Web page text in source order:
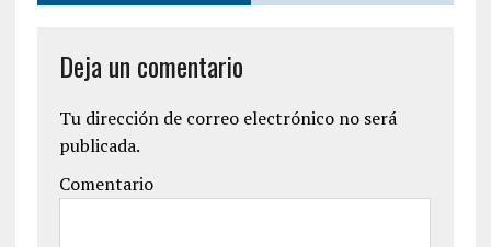
Deja un comentario
Tu dirección de correo electrónico no será
publicada.
Comentario